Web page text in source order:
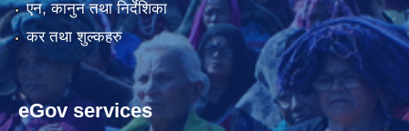
एन, कानुन तथा निर्देशिका
कर तथा शुल्कहरु
eGov services